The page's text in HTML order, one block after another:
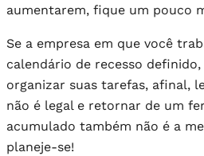
aumentarem, fique um pouco
Se a empresa em que você
calendário de recesso
organizar suas tarefas, afinal,
não é legal e retornar de um
acumulado também não é a
planeje-se!